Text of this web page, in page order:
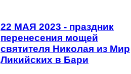
22 МАЯ 2023 - праздник
перенесения мощей
святителя Николая из Мир
Ликийских в Бари